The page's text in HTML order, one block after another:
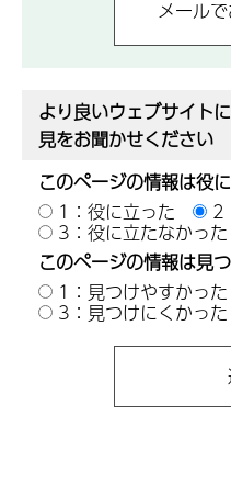
より良いウェブサイト
見をお聞かせください
このページの情報は役
1：役に立った
2
3：役に立たなかった
このページの情報は見
1：見つけやすかった
3：見つけにくかった